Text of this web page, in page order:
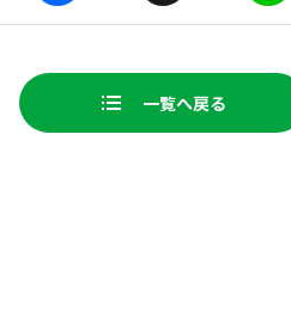
Fa
ce
bo
X
Li
ne
ページ送り
一覧へ戻る